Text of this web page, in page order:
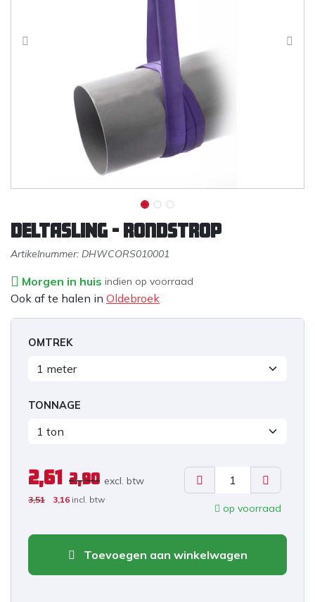
DELTASLING - Rondstrop
Artikelnummer: DHWCORS010001
Morgen in huis indien op voorraad
Ook af te halen in Oldebroek
OMTREK
TONNAGE
2,61 2,90 excl. btw
3,51 3,16 incl. btw
op voorraad
Toevoegen aan winkelwagen